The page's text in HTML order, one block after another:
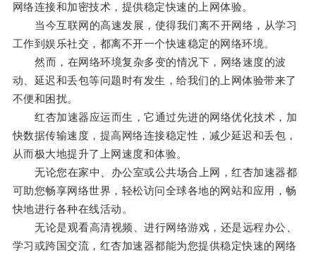
网络连接和加密技术，提供稳定快速的上网体验。
当今互联网的高速发展，使得我们离不开网络，从学习
工作到娱乐社交，都离不开一个快速稳定的网络环境。
然而，在网络环境复杂多变的情况下，网络速度的波
动、延迟和丢包等问题时有发生，给我们的上网体验带来了
不便和困扰。
红杏加速器应运而生，它通过先进的网络优化技术，加
快数据传输速度，提高网络连接稳定性，减少延迟和丢包，
从而极大地提升了上网速度和体验。
无论您在家中、办公室或公共场合上网，红杏加速器都
可助您畅享网络世界，轻松访问全球各地的网站和应用，畅
快地进行各种在线活动。
无论是观看高清视频、进行网络游戏，还是远程办公、
学习或跨国交流，红杏加速器都能为您提供稳定快速的网络